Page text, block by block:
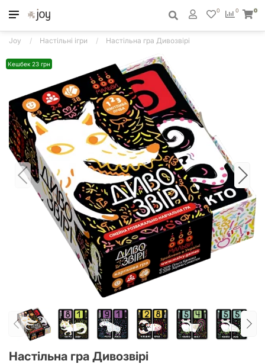
0
0 0
Joy Настільні ігри Настільна гра Дивозвірі
Кешбек 23 грн
Настільна гра Дивозвірі